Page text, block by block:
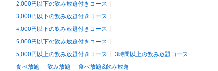
2,000円以下の飲み放題付きコース
3,000円以下の飲み放題付きコース
4,000円以下の飲み放題付きコース
5,000円以下の飲み放題付きコース
5,000円以上の飲み放題付きコース
3時間以上の飲み放題コース
食べ放題
飲み放題 食べ放題&飲み放題